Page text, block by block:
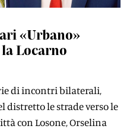
«Urbano»
Locarno
di incontri bilaterali,
distretto le strade verso le
con Losone, Orselina